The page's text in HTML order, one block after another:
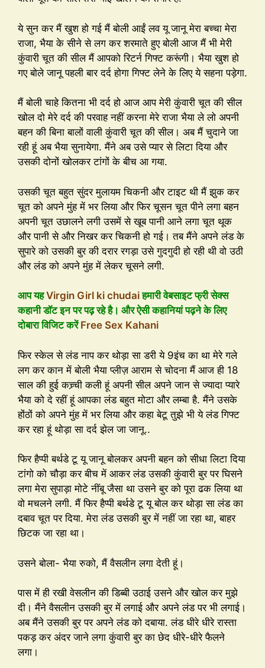
ये सुन कर मैं खुश हो गई मैं बोली आईं लव यू जानू मेरा बच्चा मेरा
राजा, भैया के सीने से लग कर शरमाते हुए बोली आज मैं भी मेरी
कुंवारी चूत की सील मैं आपको रिटर्न गिफ्ट करूंगी। भैया खुश हो
गए बोले जानू पहली बार दर्द होगा गिफ्ट लेने के लिए ये सहना पड़ेगा.
मैं बोली चाहे कितना भी दर्द हो आज आप मेरी कुंवारी चूत की सील
खोल दो मेरे दर्द की परवाह नहीं करना मेरे राजा भैया ले लो अपनी
बहन की बिना बालों वाली कुंवारी चूत की सील। अब मैं चुदाने जा
रही हूं अब भैया सुनायेगा. मैंने अब उसे प्यार से लिटा दिया और
उसकी दोनों खोलकर टांगों के बीच आ गया.
उसकी चूत बहुत सुंदर मुलायम चिकनी और टाइट थी मैं झुक कर
चूत को अपने मुंह में भर लिया और फिर चूसन चूत पीने लगा बहन
अपनी चूत उछालने लगी उसमें से खूब पानी आने लगा चूत थूक
और पानी से और निखर कर चिकनी हो गई। तब मैंने अपने लंड के
सुपारे को उसकी बुर की दरार रगड़ा उसे गुदगुदी हो रही थी वो उठी
और लंड को अपने मुंह में लेकर चूसने लगी.
आप यहVirgin Girl ki chudaiहमारी वेबसाइट फ्री सेक्स
कहानी डॉट इन पर पढ़ रहे है। और ऐसी कहानियां पढ़ने के लिए
दोबारा विजिट करेंFree Sex Kahani
फिर स्केल से लंड नाप कर थोड़ा सा डरी ये 9इंच का था मेरे गले
लग कर कान में बोली भैया प्लीज़ आराम से चोदना मैं आज ही 18
साल की हुई कच्र्ची कली हूं अपनी सील अपने जान से ज्यादा प्यारे
भैया को दे रहीं हूं आपका लंड बहुत मोटा और लम्बा है. मैंने उसके
होंठों को अपने मुंह में भर लिया और कहा बेटू तुझे भी ये लंड गिफ्ट
कर रहा हूं थोड़ा सा दर्द झेल जा जानू..
फिर हैप्पी बर्थडे टू यू जानू बोलकर अपनी बहन को सीधा लिटा दिया
टांगो को चौड़ा कर बीच में आकर लंड उसकी कुंवारी बुर पर घिसने
लगा मेरा सुपाड़ा मोटे नींबू जैसा था उसने बुर को पूरा ढक लिया था
वो मचलने लगी. मैं फिर हैप्पी बर्थडे टू यू बोल कर थोड़ा सा लंड का
दबाव चूत पर दिया. मेरा लंड उसकी बुर में नहीं जा रहा था, बाहर
छिटक जा रहा था।
उसने बोला- भैया रुको, मैं वैसलीन लगा देती हूं।
पास में ही रखी वेसलीन की डिब्बी उठाई उसने और खोल कर मुझे
दी। मैंने वैसलीन उसकी बुर में लगाई और अपने लंड पर भी लगाई।
अब मैंने उसकी बुर पर अपने लंड को दबाया. लंड धीरे धीरे रास्ता
पकड़ कर अंदर जाने लगा कुंवारी बुर का छेद धीरे-धीरे फैलने
लगा।